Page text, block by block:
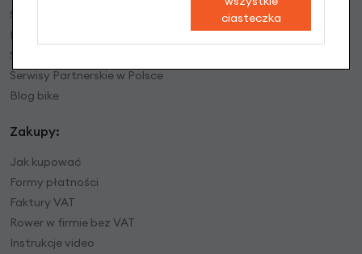
Serwis rowerowy
Mapa dojazdu
Serwis rowerów elektrycznych
Serwisy Partnerskie w Polsce
Blog bike
Zakupy:
Jak kupować
Formy płatności
Faktury VAT
Rower w firmie bez VAT
Instrukcje video
ciasteczka